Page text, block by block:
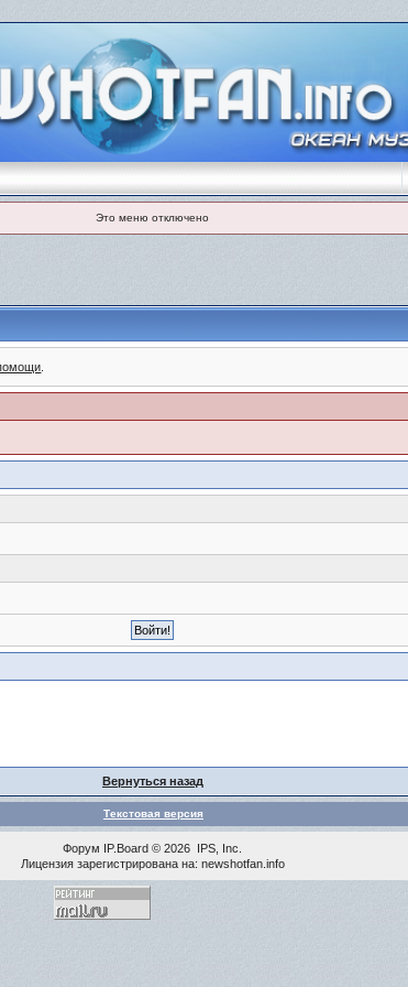
Это меню отключено
Вернуться назад
Текстовая версия
Форум IP.Board © 2026 IPS, Inc
Лицензия зарегистрирована на: newshotfan.info